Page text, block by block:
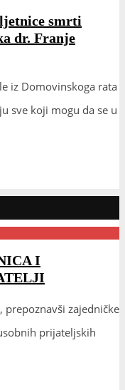
smrti
dr. Franje
iz Domovinskoga rata
sve koji mogu da se u
I
prepoznavši zajedničke
prijateljskih